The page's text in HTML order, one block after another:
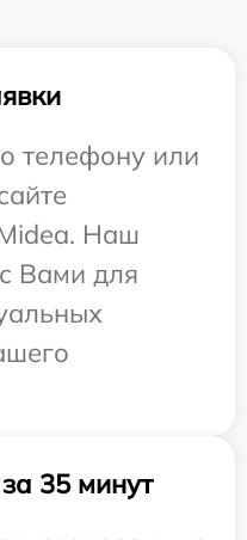
телефону или
Наш
Вами для
35 минут